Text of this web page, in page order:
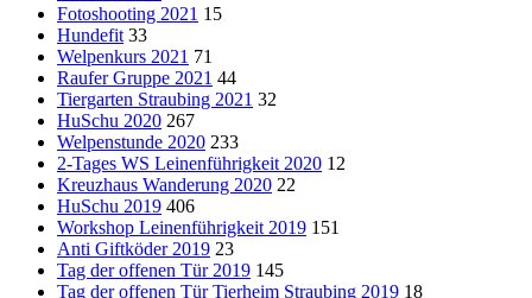
Fotoshooting 2021 15
Hundefit 33
Welpenkurs 2021 71
Raufer Gruppe 2021 44
Tiergarten Straubing 2021 32
HuSchu 2020 267
Welpenstunde 2020 233
2-Tages WS Leinenführigkeit 2020 12
Kreuzhaus Wanderung 2020 22
HuSchu 2019 406
Workshop Leinenführigkeit 2019 151
Anti Giftköder 2019 23
Tag der offenen Tür 2019 145
Tag der offenen Tür Tierheim Straubing 2019 18